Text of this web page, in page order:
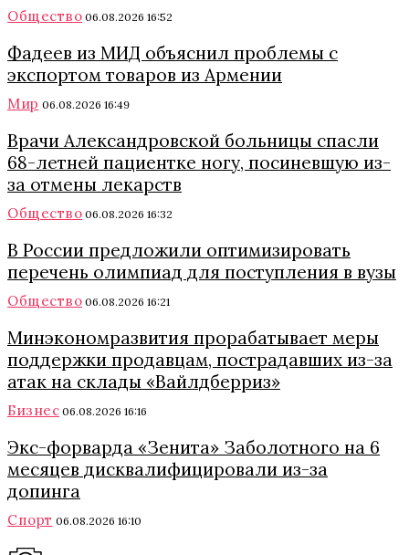
Общество 06.08.2026 16:52
Фадеев из МИД объяснил проблемы с
экспортом товаров из Армении
Мир 06.08.2026 16:49
Врачи Александровской больницы спасли
68-летней пациентке ногу, посиневшую из-
за отмены лекарств
Общество 06.08.2026 16:32
В России предложили оптимизировать
перечень олимпиад для поступления в вузы
Общество 06.08.2026 16:21
Минэкономразвития прорабатывает меры
поддержки продавцам, пострадавших из-за
атак на склады «Вайлдберриз»
Бизнес 06.08.2026 16:16
Экс-форварда «Зенита» Заболотного на 6
месяцев дисквалифицировали из-за
допинга
Спорт 06.08.2026 16:10